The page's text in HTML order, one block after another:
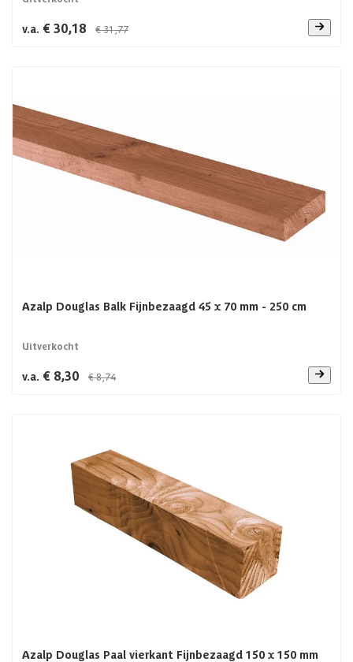
v.a. € 30,18 € 31,77
Azalp Douglas Balk Fijnbezaagd 45 x 70 mm - 250 cm
Uitverkocht
v.a. € 8,30 € 8,74
Azalp Douglas Paal vierkant Fijnbezaagd 150 x 150 mm